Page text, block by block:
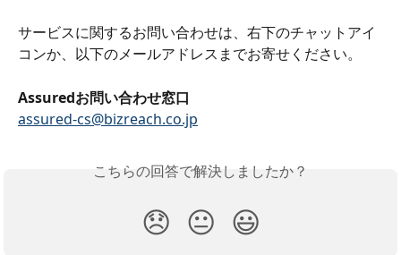
サービスに関するお問い合わせは、右下のチャットアイ
コンか、以下のメールアドレスまでお寄せください。
Assuredお問い合わせ窓口
assured-cs@bizreach.co.jp
こちらの回答で解決しましたか？
😞 😐 😃